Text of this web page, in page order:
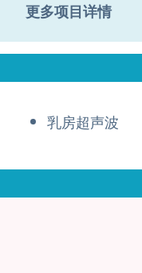
更多项目详情
乳房超声波